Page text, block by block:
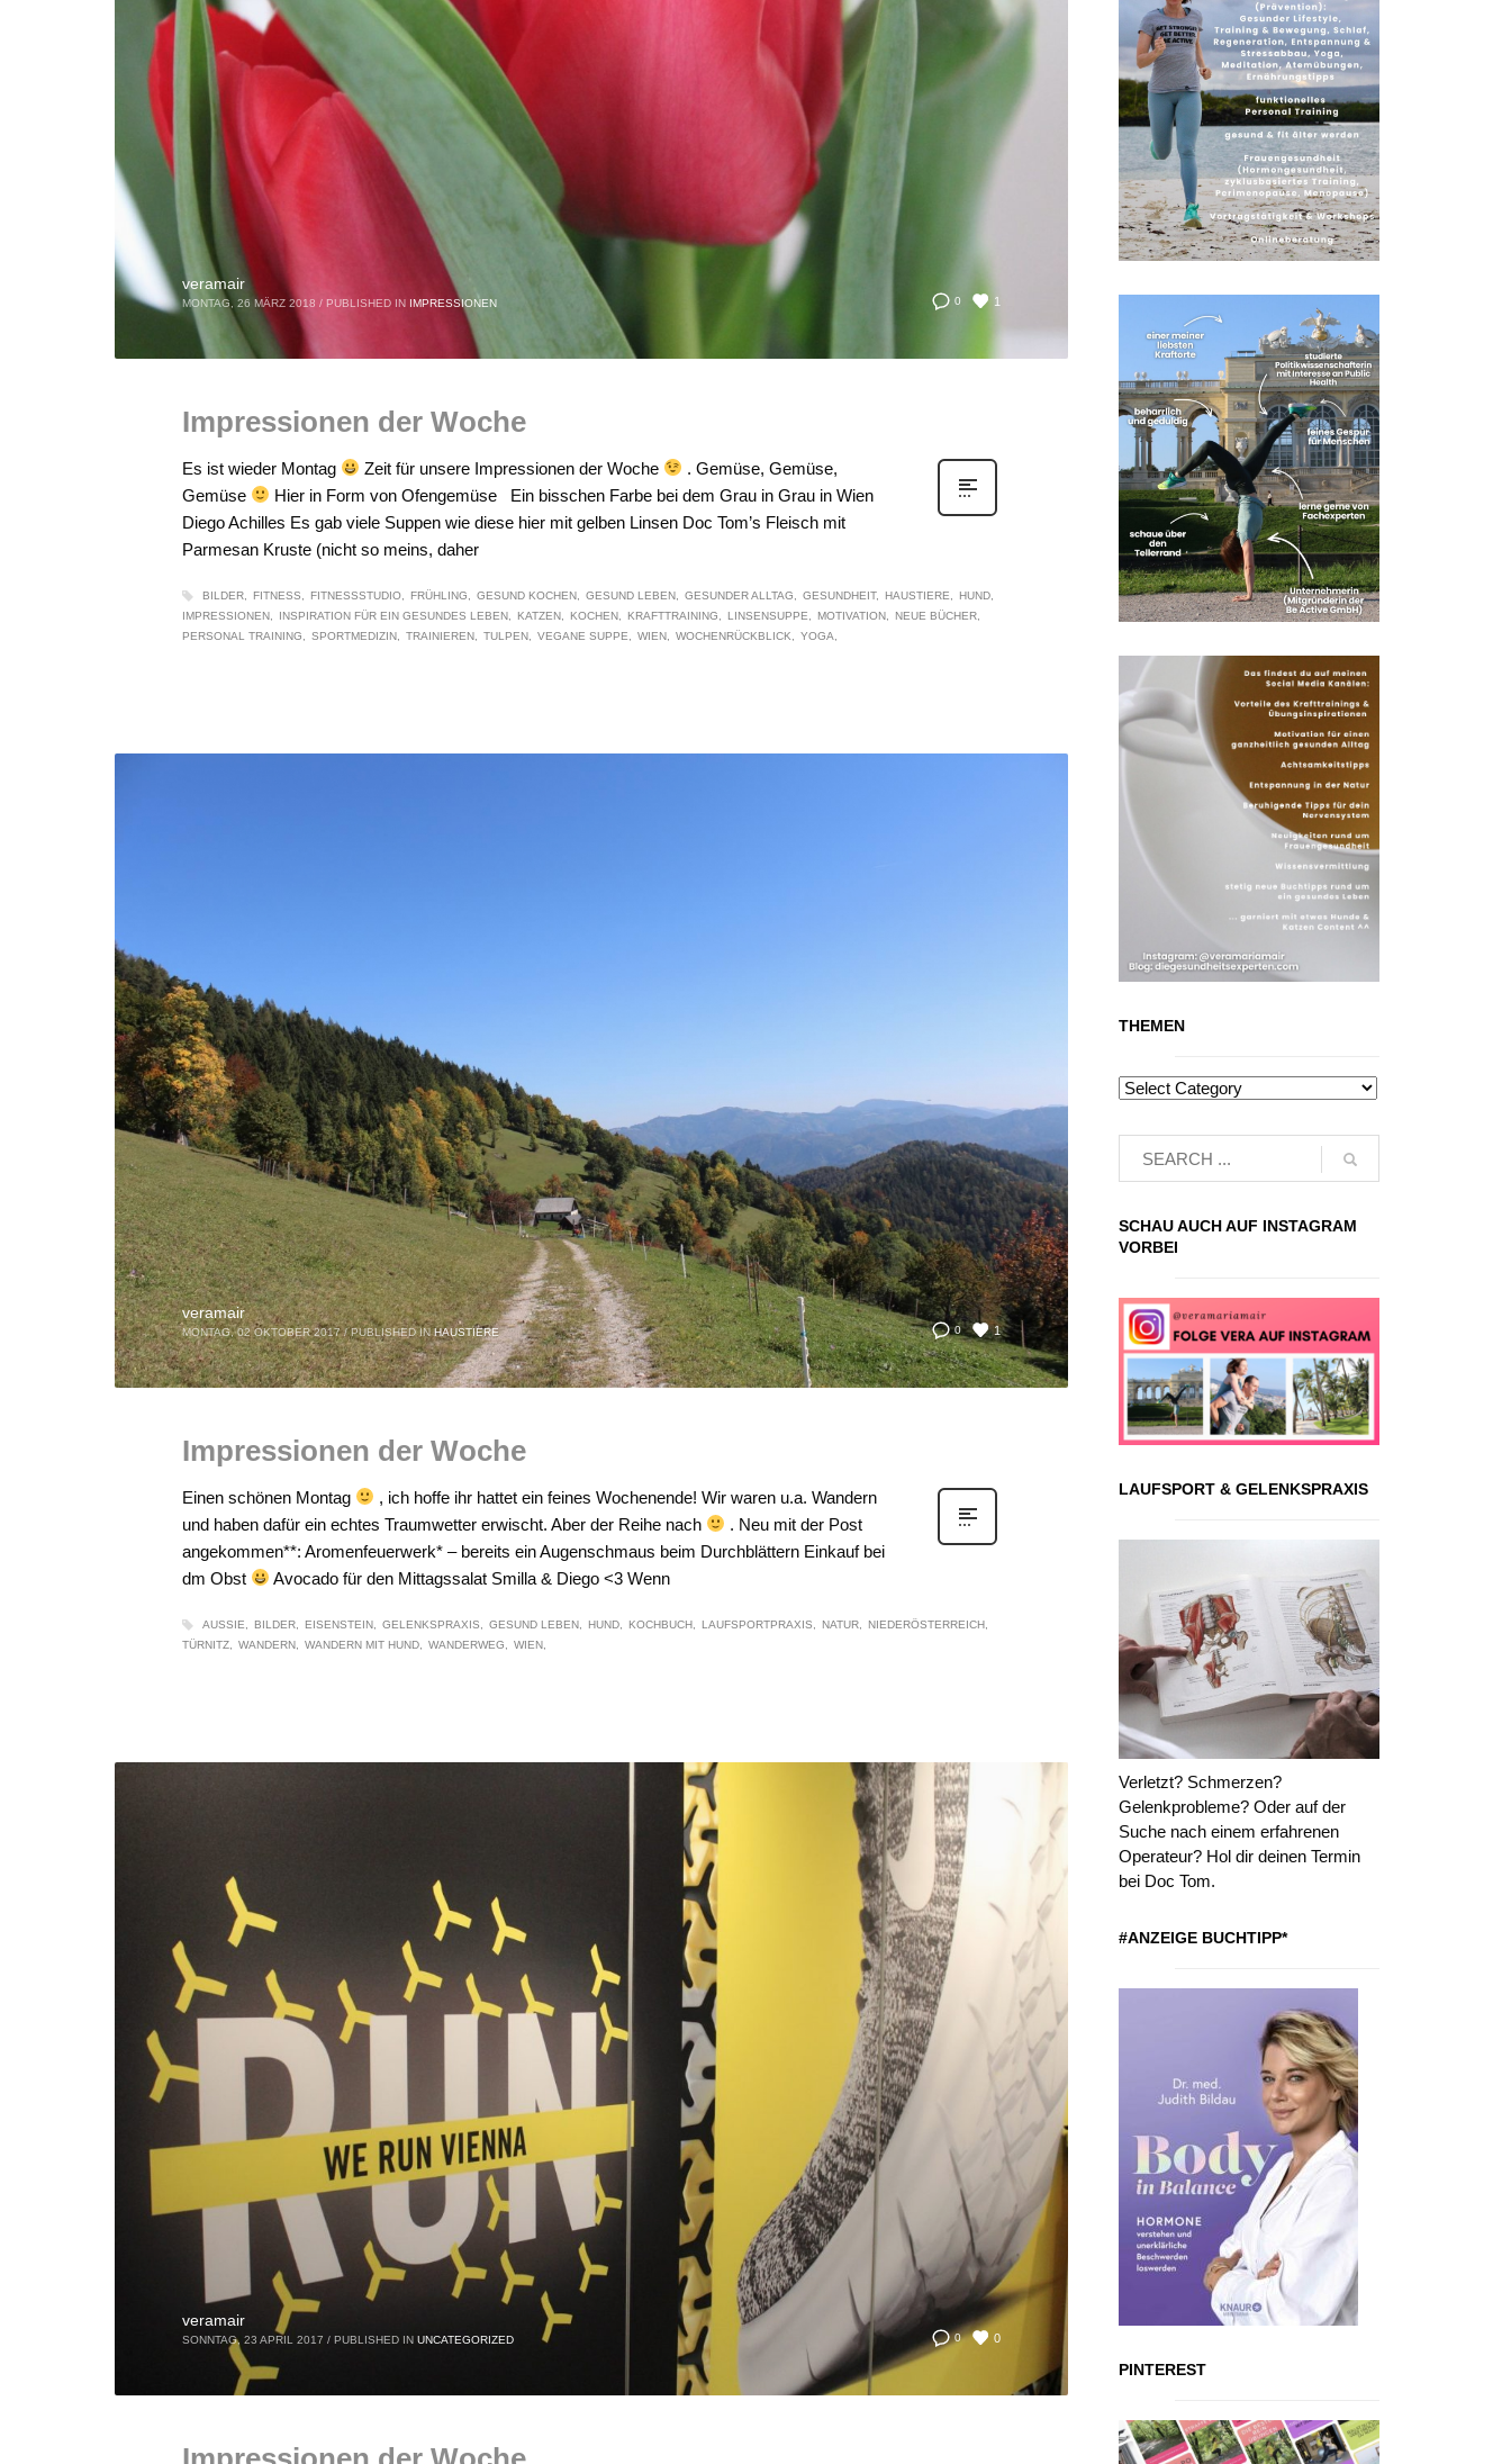
0 1
veramair
MONTAG, 26 MÄRZ 2018 / PUBLISHED IN IMPRESSIONEN
Impressionen der Woche
Es ist wieder Montag Zeit für unsere Impressionen der Woche
. Gemüse, Gemüse,
Gemüse
Hier in Form von Ofengemüse Ein bisschen Farbe bei dem Grau in Grau in Wien
Diego Achilles Es gab viele Suppen wie diese hier mit gelben Linsen Doc Tom’s Fleisch mit
Parmesan Kruste (nicht so meins, daher
BILDER FITNESS FITNESSSTUDIO FRÜHLING GESUND KOCHEN GESUND LEBEN GESUNDER ALLTAG GESUNDHEIT HAUSTIERE
HUND
IMPRESSIONEN
INSPIRATION FÜR EIN GESUNDES LEBEN KATZEN KOCHEN KRAFTTRAINING LINSENSUPPE MOTIVATION
NEUE BÜCHER
PERSONAL TRAINING
SPORTMEDIZIN TRAINIEREN TULPEN VEGANE SUPPE WIEN WOCHENRÜCKBLICK YOGA
0 1
veramair
MONTAG, 02 OKTOBER 2017 / PUBLISHED IN HAUSTIERE
Impressionen der Woche
Einen schönen Montag
, ich hoffe ihr hattet ein feines Wochenende! Wir waren u.a. Wandern
und haben dafür ein echtes Traumwetter erwischt. Aber der Reihe nach
. Neu mit der Post
angekommen**: Aromenfeuerwerk* – bereits ein Augenschmaus beim Durchblättern Einkauf bei
dm Obst
Avocado für den Mittagssalat Smilla & Diego <3 Wenn
AUSSIE BILDER EISENSTEIN GELENKSPRAXIS GESUND LEBEN HUND KOCHBUCH LAUFSPORTPRAXIS NATUR
NIEDERÖSTERREICH
TÜRNITZ
WANDERN WANDERN MIT HUND WANDERWEG WIEN
0 0
veramair
SONNTAG, 23 APRIL 2017 / PUBLISHED IN UNCATEGORIZED
THEMEN
SCHAU AUCH AUF INSTAGRAM
VORBEI
LAUFSPORT & GELENKSPRAXIS
Verletzt? Schmerzen?
Gelenkprobleme? Oder auf der
Suche nach einem erfahrenen
Operateur? Hol dir deinen Termin
bei Doc Tom.
#ANZEIGE BUCHTIPP*
PINTEREST